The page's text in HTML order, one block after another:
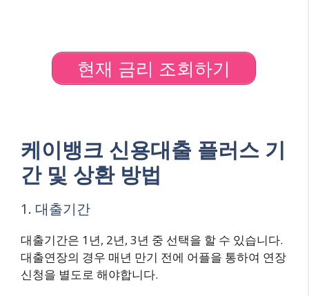
현재 금리 조회하기
케이뱅크 신용대출 플러스 기
간 및 상환 방법
1. 대출기간
대출기간은 1년, 2년, 3년 중 선택을 할 수 있습니다.
대출연장의 경우 매년 만기 전에 어플을 통하여 연장
신청을 별도로 해야합니다.